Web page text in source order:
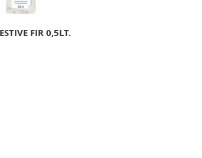
FIR 0,5LT.